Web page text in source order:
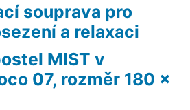
souprava pro
a relaxaci
MIST v
07, rozměr 180 x